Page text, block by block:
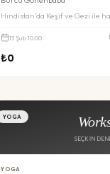
Hindistan'da Keşif ve Gezi ile
13 Şub10:00
₺0
SEÇKIN
YOGA
YOGA